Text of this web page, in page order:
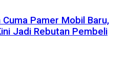
Cuma Pamer Mobil Baru,
Jadi Rebutan Pembeli